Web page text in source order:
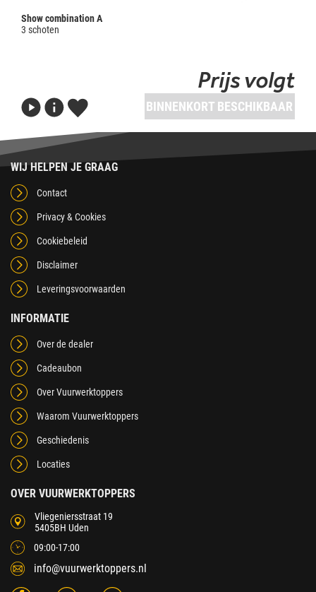
Show combination A
3 schoten
Prijs volgt
BINNENKORT BESCHIKBAAR
WIJ HELPEN JE GRAAG
Contact
Privacy & Cookies
Cookiebeleid
Disclaimer
Leveringsvoorwaarden
INFORMATIE
Over de dealer
Cadeaubon
Over Vuurwerktoppers
Waarom Vuurwerktoppers
Geschiedenis
Locaties
OVER VUURWERKTOPPERS
Vliegeniersstraat 19
5405BH Uden
09:00-17:00
info@vuurwerktoppers.nl